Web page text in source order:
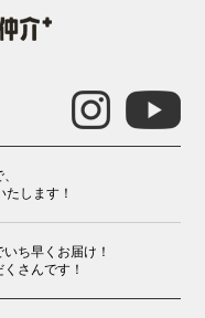
します！
ち早くお届け！
さんです！